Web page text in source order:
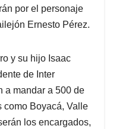
por el personaje
Ernesto Pérez.
y su hijo Isaac
de Inter
a mandar a 500 de
como Boyacá, Valle
los encargados,